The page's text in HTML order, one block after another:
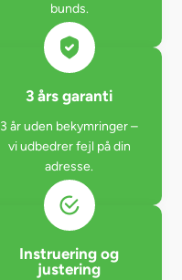
bunds.
3 års garanti
3 år uden bekymringer –
vi udbedrer fejl på din
adresse.
Instruering og
justering